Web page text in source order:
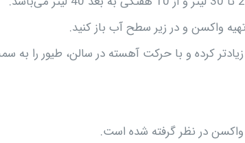
واکسن و در زیر سطح آب باز کنید.
کرده و با حرکت آهسته در سالن، طیور را به